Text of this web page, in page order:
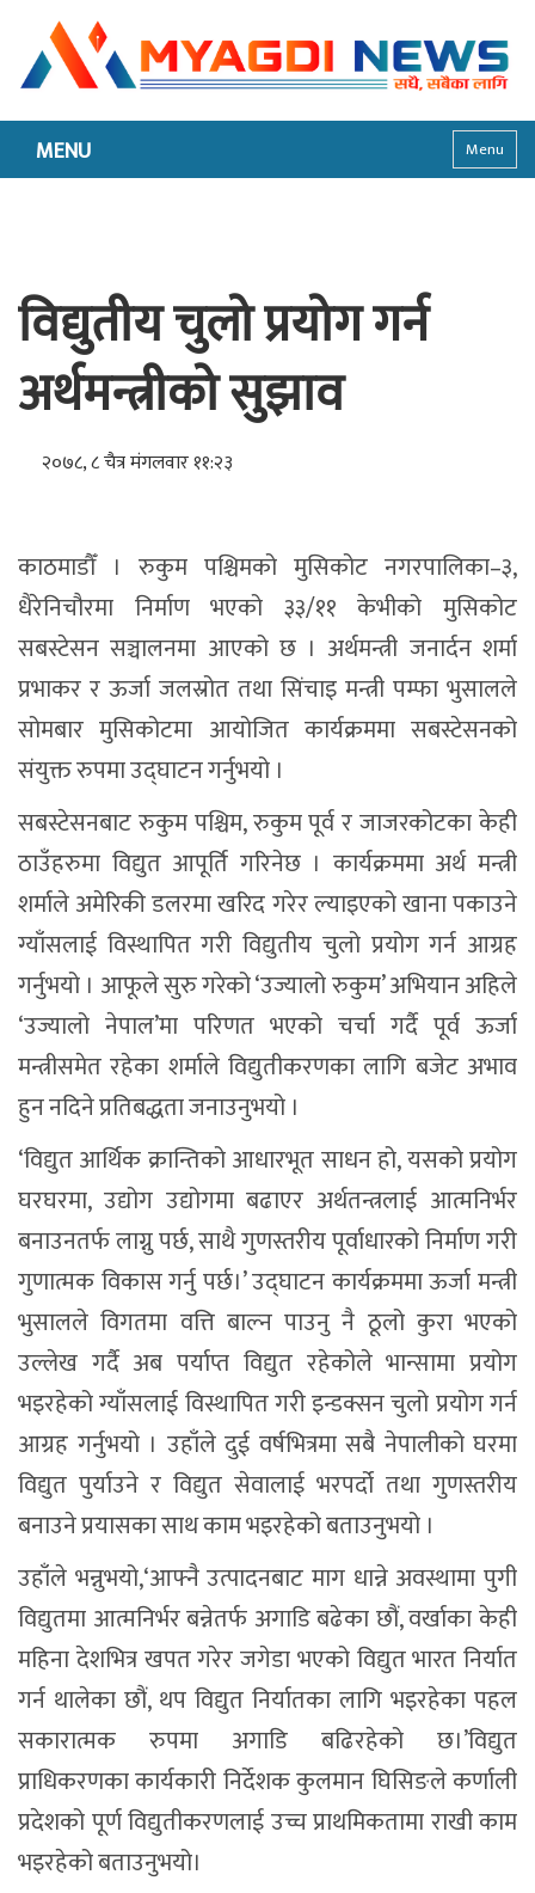
MENU Menu
विद्युतीय चुलो प्रयोग गर्न
अर्थमन्त्रीको सुझाव
२०७८, ८ चैत्र मंगलवार ११:२३
काठमाडौँ । रुकुम पश्चिमको मुसिकोट नगरपालिका–३,
धैरेनिचौरमा निर्माण भएको ३३/११ केभीको मुसिकोट
सबस्टेसन सञ्चालनमा आएको छ । अर्थमन्त्री जनार्दन शर्मा
प्रभाकर र ऊर्जा जलस्रोत तथा सिंचाइ मन्त्री पम्फा भुसालले
सोमबार मुसिकोटमा आयोजित कार्यक्रममा सबस्टेसनको
संयुक्त रुपमा उद्घाटन गर्नुभयो ।
सबस्टेसनबाट रुकुम पश्चिम, रुकुम पूर्व र जाजरकोटका केही
ठाउँहरुमा विद्युत आपूर्ति गरिनेछ । कार्यक्रममा अर्थ मन्त्री
शर्माले अमेरिकी डलरमा खरिद गरेर ल्याइएको खाना पकाउने
ग्याँसलाई विस्थापित गरी विद्युतीय चुलो प्रयोग गर्न आग्रह
गर्नुभयो । आफूले सुरु गरेको ‘उज्यालो रुकुम’ अभियान अहिले
‘उज्यालो नेपाल’मा परिणत भएको चर्चा गर्दै पूर्व ऊर्जा
मन्त्रीसमेत रहेका शर्माले विद्युतीकरणका लागि बजेट अभाव
हुन नदिने प्रतिबद्धता जनाउनुभयो ।
‘विद्युत आर्थिक क्रान्तिको आधारभूत साधन हो, यसको प्रयोग
घरघरमा, उद्योग उद्योगमा बढाएर अर्थतन्त्रलाई आत्मनिर्भर
बनाउनतर्फ लाग्नु पर्छ, साथै गुणस्तरीय पूर्वाधारको निर्माण गरी
गुणात्मक विकास गर्नु पर्छ।’ उद्घाटन कार्यक्रममा ऊर्जा मन्त्री
भुसालले विगतमा वत्ति बाल्न पाउनु नै ठूलो कुरा भएको
उल्लेख गर्दै अब पर्याप्त विद्युत रहेकोले भान्सामा प्रयोग
भइरहेको ग्याँसलाई विस्थापित गरी इन्डक्सन चुलो प्रयोग गर्न
आग्रह गर्नुभयो । उहाँले दुई वर्षभित्रमा सबै नेपालीको घरमा
विद्युत पुर्याउने र विद्युत सेवालाई भरपर्दो तथा गुणस्तरीय
बनाउने प्रयासका साथ काम भइरहेको बताउनुभयो ।
उहाँले भन्नुभयो,‘आफ्नै उत्पादनबाट माग धान्ने अवस्थामा पुगी
विद्युतमा आत्मनिर्भर बन्नेतर्फ अगाडि बढेका छौं, वर्खाका केही
महिना देशभित्र खपत गरेर जगेडा भएको विद्युत भारत निर्यात
गर्न थालेका छौं, थप विद्युत निर्यातका लागि भइरहेका पहल
सकारात्मक रुपमा अगाडि बढिरहेको छ।’विद्युत
प्राधिकरणका कार्यकारी निर्देशक कुलमान घिसिङले कर्णाली
प्रदेशको पूर्ण विद्युतीकरणलाई उच्च प्राथमिकतामा राखी काम
भइरहेको बताउनुभयो।